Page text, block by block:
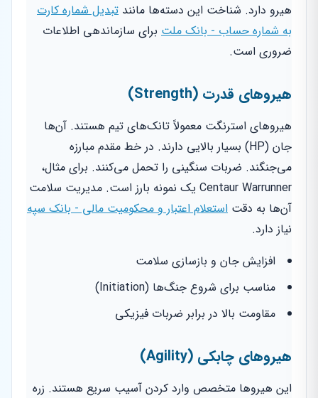
هیرو دارد. شناخت این دسته‌ها مانند تبدیل شماره کارت
به شماره حساب - بانک ملت برای سازماندهی اطلاعات
ضروری است.
هیروهای قدرت (Strength)
هیروهای استرنگت معمولاً تانک‌های تیم هستند. آن‌ها
جان (HP) بسیار بالایی دارند. در خط مقدم مبارزه
می‌جنگند. ضربات سنگینی را تحمل می‌کنند. برای مثال،
Centaur Warrunner یک نمونه بارز است. مدیریت سلامت
آن‌ها به دقت استعلام اعتبار و محکومیت مالی - بانک سپه
نیاز دارد.
افزایش جان و بازسازی سلامت
مناسب برای شروع جنگ‌ها (Initiation)
مقاومت بالا در برابر ضربات فیزیکی
هیروهای چابکی (Agility)
این هیروها متخصص وارد کردن آسیب سریع هستند. زره